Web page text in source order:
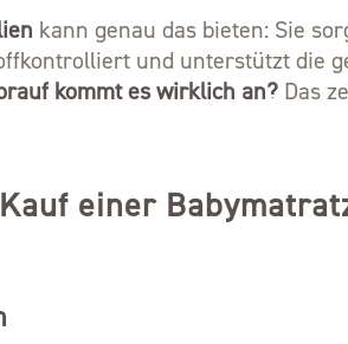
kann genau das bieten: Sie
und unterstützt die
kommt es wirklich an? Das
einer